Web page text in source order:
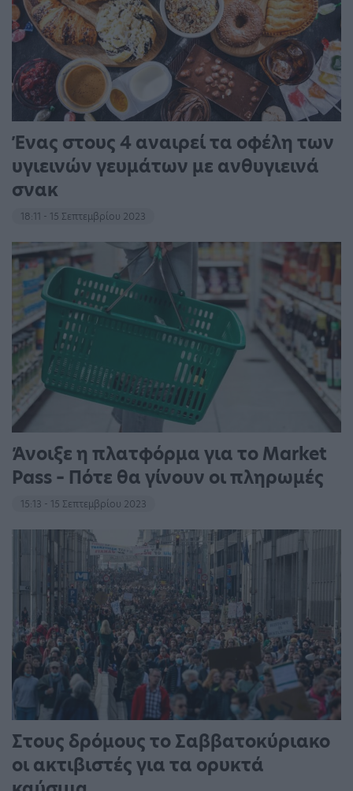
Ένας στους 4 αναιρεί τα οφέλη των
υγιεινών γευμάτων με ανθυγιεινά
σνακ
18:11 - 15 Σεπτεμβρίου 2023
Άνοιξε η πλατφόρμα για το Market
Pass – Πότε θα γίνουν οι πληρωμές
15:13 - 15 Σεπτεμβρίου 2023
Στους δρόμους το Σαββατοκύριακο
οι ακτιβιστές για τα ορυκτά